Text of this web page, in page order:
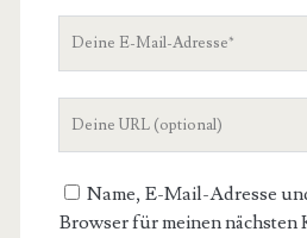
Adresse
Name, E-Mail-Adresse
Browser für meinen nächsten